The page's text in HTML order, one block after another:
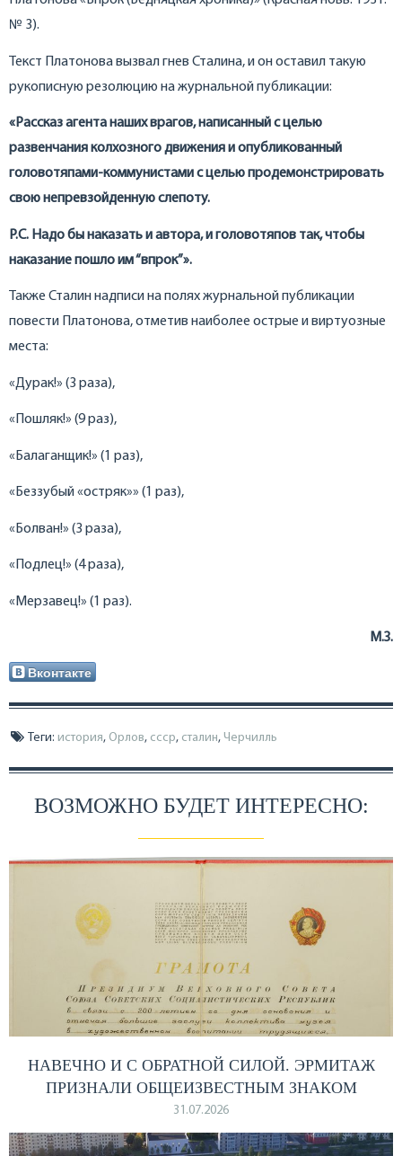
№ 3).
Текст Платонова вызвал гнев Сталина, и он оставил такую
рукописную резолюцию на журнальной публикации:
«Рассказ агента наших врагов, написанный с целью
развенчания колхозного движения и опубликованный
головотяпами-коммунистами с целью продемонстрировать
свою непревзойденную слепоту.
Р.С. Надо бы наказать и автора, и головотяпов так, чтобы
наказание пошло им “впрок”».
Также Сталин надписи на полях журнальной публикации
повести Платонова, отметив наиболее острые и виртуозные
места:
«Дурак!» (3 раза),
«Пошляк!» (9 раз),
«Балаганщик!» (1 раз),
«Беззубый «остряк»» (1 раз),
«Болван!» (3 раза),
«Подлец!» (4 раза),
«Мерзавец!» (1 раз).
М.З.
Вконтакте
Теги: история, Орлов, ссср, сталин, Черчилль
ВОЗМОЖНО БУДЕТ ИНТЕРЕСНО:
НАВЕЧНО И С ОБРАТНОЙ СИЛОЙ. ЭРМИТАЖ
ПРИЗНАЛИ ОБЩЕИЗВЕСТНЫМ ЗНАКОМ
31.07.2026